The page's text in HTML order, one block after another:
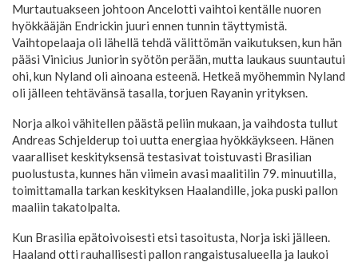
Murtautuakseen johtoon Ancelotti vaihtoi kentälle nuoren
hyökkääjän Endrickin juuri ennen tunnin täyttymistä.
Vaihtopelaaja oli lähellä tehdä välittömän vaikutuksen, kun hän
pääsi Vinicius Juniorin syötön perään, mutta laukaus suuntautui
ohi, kun Nyland oli ainoana esteenä. Hetkeä myöhemmin Nyland
oli jälleen tehtävänsä tasalla, torjuen Rayanin yrityksen.
Norja alkoi vähitellen päästä peliin mukaan, ja vaihdosta tullut
Andreas Schjelderup toi uutta energiaa hyökkäykseen. Hänen
vaaralliset keskityksensä testasivat toistuvasti Brasilian
puolustusta, kunnes hän viimein avasi maalitilin 79. minuutilla,
toimittamalla tarkan keskityksen Haalandille, joka puski pallon
maaliin takatolpalta.
Kun Brasilia epätoivoisesti etsi tasoitusta, Norja iski jälleen.
Haaland otti rauhallisesti pallon rangaistusalueella ja laukoi